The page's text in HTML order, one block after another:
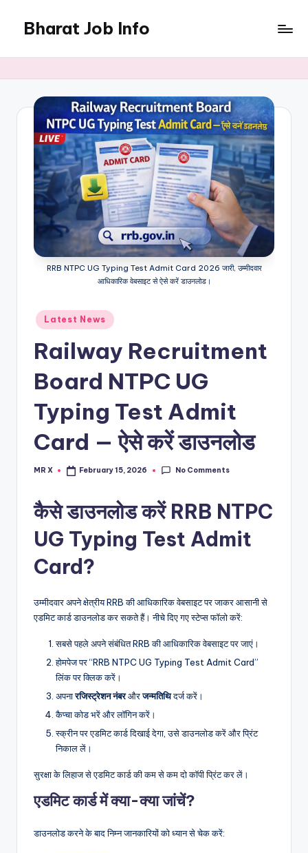
content
Bharat Job Info
RRB NTPC UG Typing Test Admit Card 2026 जारी, उम्मीदवार
आधिकारिक वेबसाइट से ऐसे करें डाउनलोड।
Posted
in
Latest News
Railway Recruitment
Board NTPC UG
Typing Test Admit
Card — ऐसे करें डाउनलोड
Posted
MR X February 15, 2026 No Comments
कैसे डाउनलोड करें RRB NTPC
UG Typing Test Admit
Card?
उम्मीदवार अपने क्षेत्रीय RRB की आधिकारिक वेबसाइट पर जाकर आसानी से
एडमिट कार्ड डाउनलोड कर सकते हैं। नीचे दिए गए स्टेप्स फॉलो करें:
सबसे पहले अपने संबंधित RRB की आधिकारिक वेबसाइट पर जाएं।
होमपेज पर “RRB NTPC UG Typing Test Admit Card”
लिंक पर क्लिक करें।
अपनारजिस्ट्रेशन नंबरऔरजन्मतिथिदर्ज करें।
कैप्चा कोड भरें और लॉगिन करें।
स्क्रीन पर एडमिट कार्ड दिखाई देगा, उसे डाउनलोड करें और प्रिंट
निकाल लें।
सुरक्षा के लिहाज से एडमिट कार्ड की कम से कम दो कॉपी प्रिंट कर लें।
एडमिट कार्ड में क्या-क्या जांचें?
डाउनलोड करने के बाद निम्न जानकारियों को ध्यान से चेक करें: